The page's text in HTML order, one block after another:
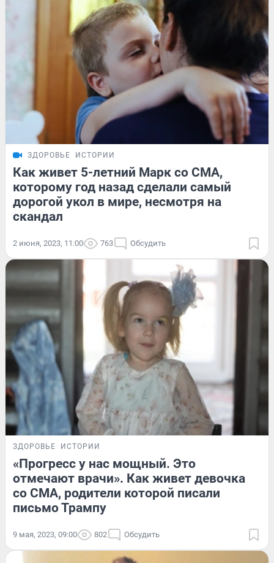
ЗДОРОВЬЕ ИСТОРИИ
Как живет 5-летний Марк со СМА,
которому год назад сделали самый
дорогой укол в мире, несмотря на
скандал
2 июня, 2023, 11:00 763 Обсудить
ЗДОРОВЬЕ ИСТОРИИ
«Прогресс у нас мощный. Это
отмечают врачи». Как живет девочка
со СМА, родители которой писали
письмо Трампу
9 мая, 2023, 09:00 802 Обсудить